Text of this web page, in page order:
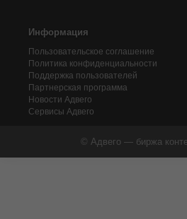
Информация
Пользовательское соглашение
Политика конфиденциальности
Поддержка пользователей
Партнерская программа
Новости Адвего
Сервисы Адвего
© Адвего — биржа